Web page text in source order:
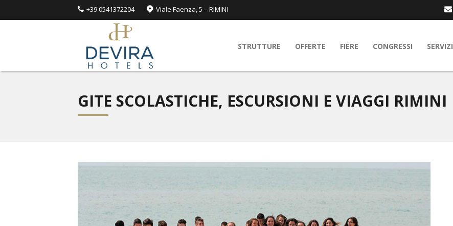
+39 0541372204 Viale Faenza, 5 – RIMINI
STRUTTURE OFFERTE FIERE CONGRESSI SERVIZI
GITE SCOLASTICHE, ESCURSIONI E VIAGGI RIMINI